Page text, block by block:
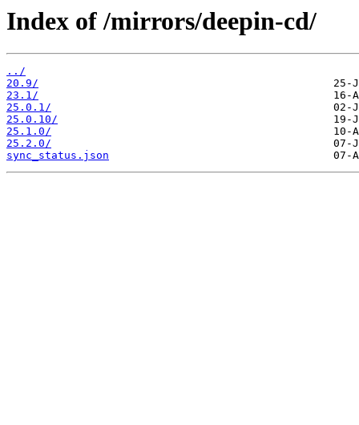
Index of /mirrors/deepin-cd/
../
20.9/
23.1/
25.0.1/
25.0.10/
25.1.0/
25.2.0/
sync_status.json